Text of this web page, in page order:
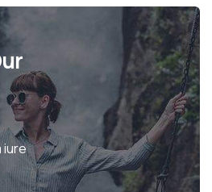
iure